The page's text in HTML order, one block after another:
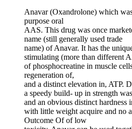
Anavar (Oxandrolone) which
purpose oral
AAS. This drug was once
name (still generally used trade
name) of Anavar. It has the
stimulating (more than different
of phosphocreatine in muscle
regeneration of,
and a distinct elevation in, ATP.
a speedy build- up in strength
and an obvious distinct hardness
with little weight acquire and no
Outcome Of of low